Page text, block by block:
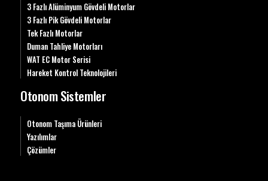
3 Fazlı Alüminyum Gövdeli Motorlar
3 Fazlı Pik Gövdeli Motorlar
Tek Fazlı Motorlar
Duman Tahliye Motorları
WAT EC Motor Serisi
Hareket Kontrol Teknolojileri
Otonom Sistemler
Otonom Taşıma Ürünleri
Yazılımlar
Çözümler